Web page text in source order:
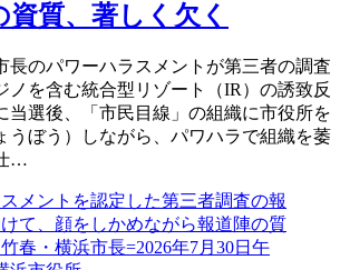
質、著しく欠く
長のパワーハラスメントが第三者の調査
ノを含む統合型リゾート（IR）の誘致反
当選後、「市民目線」の組織に市役所を
うぼう）しながら、パワハラで組織を萎
…